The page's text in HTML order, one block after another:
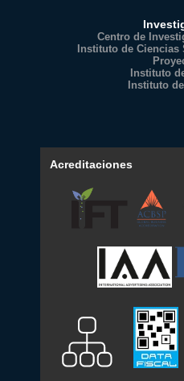
Centro de
Instituto de
Instituto
Instituto
Acreditaciones